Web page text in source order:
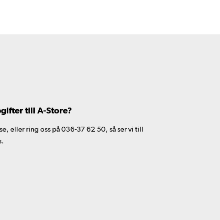
till A-Store?
eller ring oss på 036-37 62 50, så ser vi till